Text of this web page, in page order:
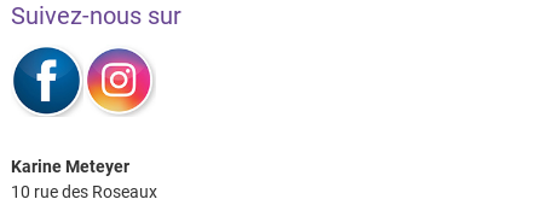
Suivez-nous sur
Karine Meteyer
10 rue des Roseaux